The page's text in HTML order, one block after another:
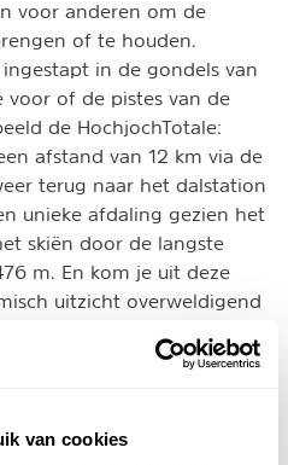
van cookies
voor anderen om de
of te houden.
in de gondels van
voor of de pistes van de
de HochjochTotale:
afstand van 12 km via de
terug naar het dalstation
unieke afdaling gezien het
skiën door de langste
m. En kom je uit deze
uitzicht overweldigend
De 2e gondel in Schruns